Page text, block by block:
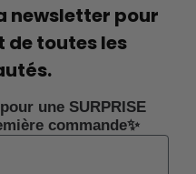
newsletter pour
toutes les
une SURPRISE
commande✨